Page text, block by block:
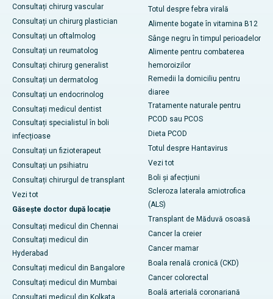
Consultați chirurg vascular
Consultați un chirurg plastician
Consultați un oftalmolog
Consultați un reumatolog
Consultați chirurg generalist
Consultați un dermatolog
Consultați un endocrinolog
Consultați medicul dentist
Consultați specialistul în boli
infecțioase
Consultați un fizioterapeut
Consultați un psihiatru
Consultați chirurgul de transplant
Vezi tot
Găsește doctor după locație
Consultați medicul din Chennai
Consultați medicul din
Hyderabad
Consultați medicul din Bangalore
Consultați medicul din Mumbai
Totul despre febra virală
Alimente bogate în vitamina B12
Sânge negru în timpul perioadelor
Alimente pentru combaterea
hemoroizilor
Remedii la domiciliu pentru
diaree
Tratamente naturale pentru
PCOD sau PCOS
Dieta PCOD
Totul despre Hantavirus
Vezi tot
Boli și afecțiuni
Scleroza laterala amiotrofica
(ALS)
Transplant de Măduvă osoasă
Cancer la creier
Cancer mamar
Boala renală cronică (CKD)
Cancer colorectal
Boală arterială coronariană